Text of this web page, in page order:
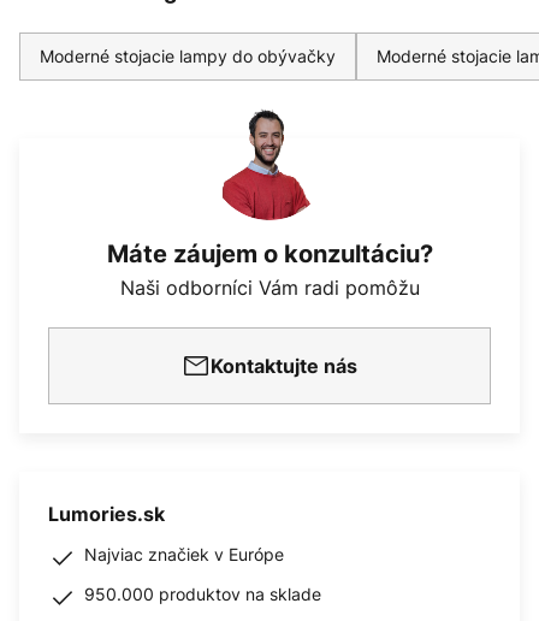
Moderné stojacie lampy do obývačky Moderné stojacie
Máte záujem o konzultáciu?
Naši odborníci Vám radi pomôžu
Kontaktujte nás
Lumories.sk
Najviac značiek v Európe
950.000 produktov na sklade